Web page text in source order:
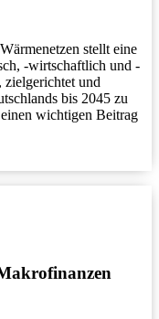
stellt eine
-wirtschaftlich und -
zielgerichtet und
bis 2045 zu
wichtigen Beitrag